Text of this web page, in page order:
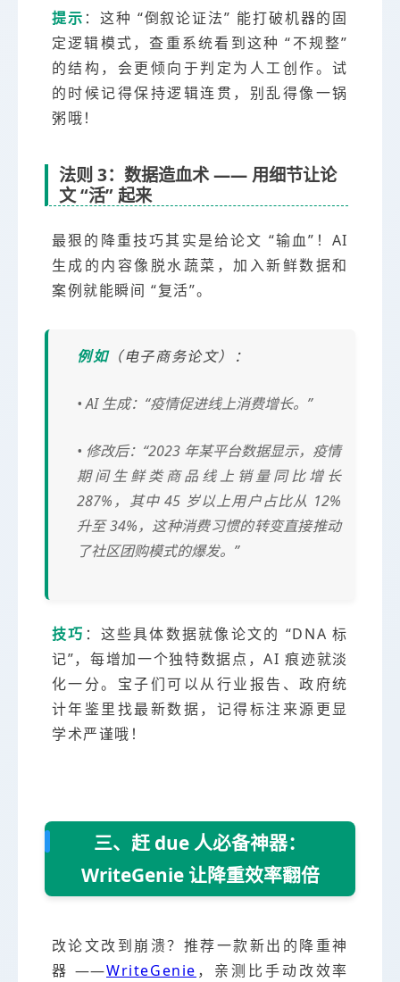
提示 ：这种 “倒叙论证法” 能打破机器的固
定逻辑模式，查重系统看到这种 “不规整”
的结构，会更倾向于判定为人工创作。试
的时候记得保持逻辑连贯，别乱得像一锅
粥哦！
法则 3：数据造血术 —— 用细节让论
文 “活” 起来
最狠的降重技巧其实是给论文 “输血”！AI
生成的内容像脱水蔬菜，加入新鲜数据和
案例就能瞬间 “复活”。
例如（电子商务论文）：
• AI 生成：“疫情促进线上消费增长。”
• 修改后：“2023 年某平台数据显示，疫情
期间生鲜类商品线上销量同比增长
287%，其中 45 岁以上用户占比从 12%
升至 34%，这种消费习惯的转变直接推动
了社区团购模式的爆发。”
技巧 ：这些具体数据就像论文的 “DNA 标
记”，每增加一个独特数据点，AI 痕迹就淡
化一分。宝子们可以从行业报告、政府统
计年鉴里找最新数据，记得标注来源更显
学术严谨哦！
三、赶 due 人必备神器：
WriteGenie 让降重效率翻倍
改论文改到崩溃？推荐一款新出的降重神
器 ——WriteGenie ，亲测比手动改效率